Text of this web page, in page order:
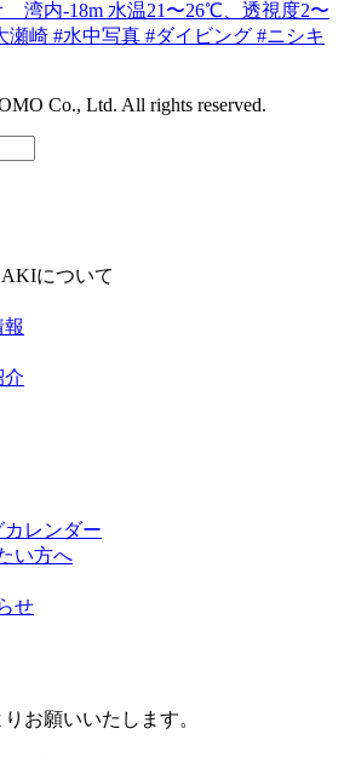
Co., Ltd. All rights reserved.
について
介
カレンダー
い方へ
せ
お願いいたします。